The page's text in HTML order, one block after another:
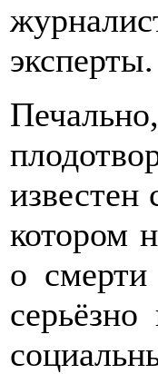
эксперты.
известен
котором
о